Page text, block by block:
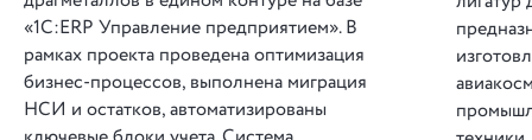
«1С:ERP Управление предприятием». В
рамках проекта проведена оптимизация
бизнес-процессов, выполнена миграция
НСИ и остатков, автоматизированы